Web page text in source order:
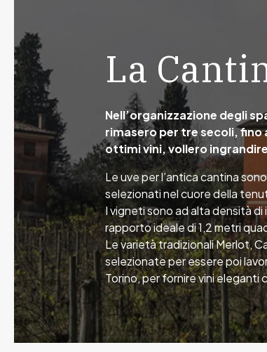
La
Nell’organizzazione degli
rimasero per tre secoli, fino
ottimi vini, vollero
Le uve per l’antica cantina
selezionati nel cuore della
I vigneti sono ad alta densità
rapporto ideale di 1,2 metri
Le varietà tradizionali Merlot,
selezionate per essere poi
Torino, per fornire vini